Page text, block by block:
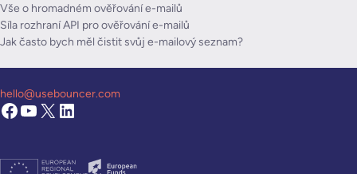
Vše o hromadném ověřování e-mailů
Síla rozhraní API pro ověřování e-mailů
Jak často bych měl čistit svůj e-mailový seznam?
hello@usebouncer.com